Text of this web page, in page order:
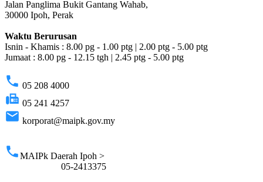
Jalan Panglima Bukit Gantang Wahab,
30000 Ipoh, Perak
Waktu Berurusan
Isnin - Khamis : 8.00 pg - 1.00 ptg | 2.00 ptg - 5.00 ptg
Jumaat : 8.00 pg - 12.15 tgh | 2.45 ptg - 5.00 ptg
phone 05 208 4000
fax 05 241 4257
email korporat@maipk.gov.my
phoneMAIPk Daerah Ipoh >
05-2413375